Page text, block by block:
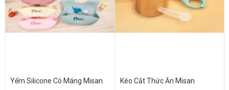
Yếm Silicone Có Máng Misan Kéo Cắt Thức Ăn Misan